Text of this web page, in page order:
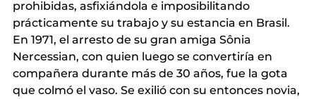
prohibidas, asfixiándola e imposibilitando
prácticamente su trabajo y su estancia en Brasil.
En 1971, el arresto de su gran amiga Sônia
Nercessian, con quien luego se convertiría en
compañera durante más de 30 años, fue la gota
que colmó el vaso. Se exilió con su entonces novia,